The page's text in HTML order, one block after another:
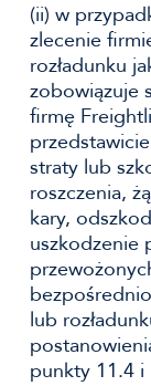
(ii) w
zlecenie
rozładunku
zobowiązuje
firmę
straty lub
roszczenia,
kary,
uszkodzenie
lub
punkty 11.4 i